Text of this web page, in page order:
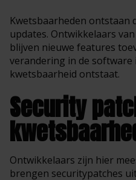
Kwetsbaarheden ontstaan
updates. Ontwikkelaars
blijven nieuwe features
verandering in de software
kwetsbaarheid ontstaat.
Security
Ontwikkelaars zijn hier
brengen securitypatches